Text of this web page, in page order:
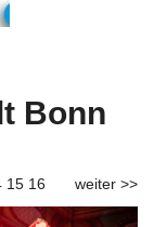
Bonn
15 16 weiter >>